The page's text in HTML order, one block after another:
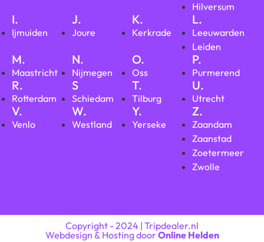
Hilversum
I.
Ijmuiden
J.
Joure
K.
Kerkrade
L.
Leeuwarden
Leiden
M.
Maastricht
N.
Nijmegen
O.
Oss
P.
Purmerend
R.
Rotterdam
S
Schiedam
T.
Tilburg
U.
Utrecht
V.
Venlo
W.
Westland
Y.
Yerseke
Z.
Zaandam
Zaanstad
Zoetermeer
Zwolle
Copyright - 2024 | Tripdealer.nl
Webdesign & Hosting doorOnline Helden